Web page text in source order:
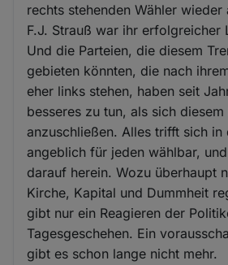
rechts stehenden Wähler wieder
F.J. Strauß war ihr erfolgreicher
Und die Parteien, die diesem
gebieten könnten, die nach
eher links stehen, haben seit
besseres zu tun, als sich diesem
anzuschließen. Alles trifft sich
angeblich für jeden wählbar,
darauf herein. Wozu überhaupt
Kirche, Kapital und Dummheit
gibt nur ein Reagieren der
Tagesgeschehen. Ein
gibt es schon lange nicht mehr.